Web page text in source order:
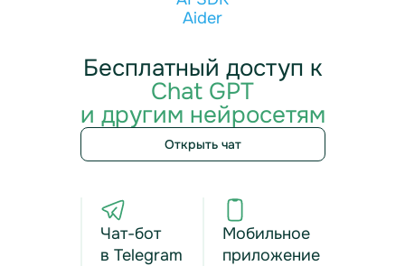
Aider
Бесплатный доступ к
Chat GPT
и другим нейросетям
Открыть чат
Чат-бот
в Telegram
Мобильное
приложение